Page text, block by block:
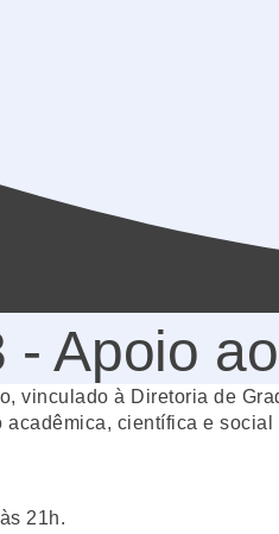
- Apoio
vinculado à Diretoria de
científica e
21h.